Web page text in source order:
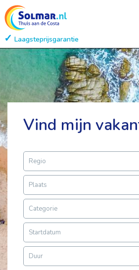
Laagsteprijsgarantie
Vind mijn